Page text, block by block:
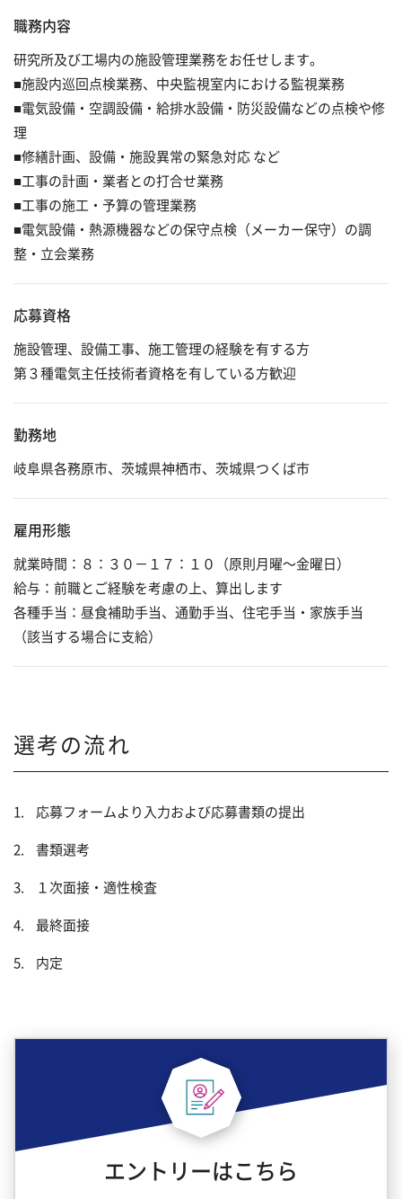
人を知る(キャリア)
若手社員座談会
中堅社員座談会
成長を支える制度
ワークとライフを支える制度
新卒採用
職務内容
研究所及び工場内の施設管理業務をお任せします。
■施設内巡回点検業務、中央監視室内における監視業務
■電気設備・空調設備・給排水設備・防災設備などの点検や修
理
■修繕計画、設備・施設異常の緊急対応 など
■工事の計画・業者との打合せ業務
■工事の施工・予算の管理業務
■電気設備・熱源機器などの保守点検（メーカー保守）の調
整・立会業務
応募資格
施設管理、設備工事、施工管理の経験を有する方
第３種電気主任技術者資格を有している方歓迎
勤務地
岐阜県各務原市、茨城県神栖市、茨城県つくば市
雇用形態
就業時間：８：３０－１７：１０（原則月曜～金曜日）
給与：前職とご経験を考慮の上、算出します
各種手当：昼食補助手当、通勤手当、住宅手当・家族手当
（該当する場合に支給）
選考の流れ
応募フォームより入力および応募書類の提出
書類選考
１次面接・適性検査
最終面接
内定
エントリーはこちら